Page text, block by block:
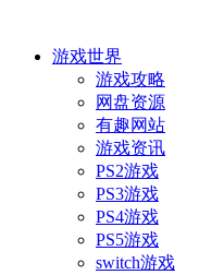
游戏世界
游戏攻略
网盘资源
有趣网站
游戏资讯
PS2游戏
PS3游戏
PS4游戏
PS5游戏
switch游戏